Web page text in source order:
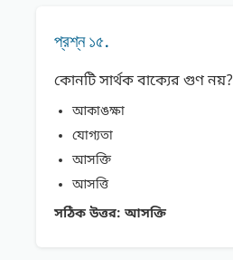
প্রশ্ন ১৫.
কোনটি সার্থক বাক্যের গুণ নয়?
আকাঙক্ষা
যোগ্যতা
আসক্তি
আসত্তি
সঠিক উত্তর: আসক্তি